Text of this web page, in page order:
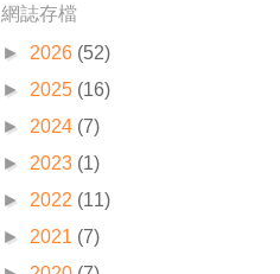
網誌存檔
► 2026 (52)
► 2025 (16)
► 2024 (7)
► 2023 (1)
► 2022 (11)
► 2021 (7)